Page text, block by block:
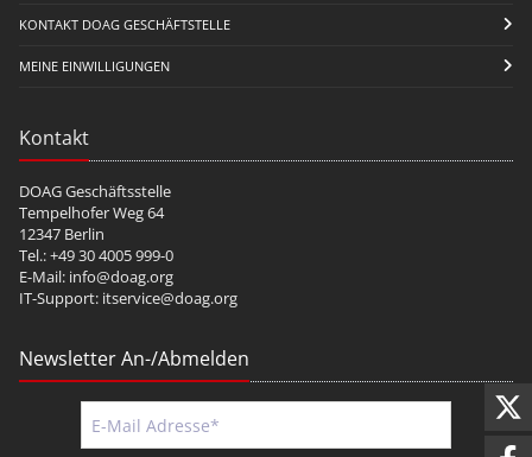
KONTAKT DOAG GESCHÄFTSTELLE
MEINE EINWILLIGUNGEN
Kontakt
DOAG Geschäftsstelle
Tempelhofer Weg 64
12347 Berlin
Tel.: +49 30 4005 999-0
E-Mail: info@doag.org
IT-Support: itservice@doag.org
Newsletter An-/Abmelden